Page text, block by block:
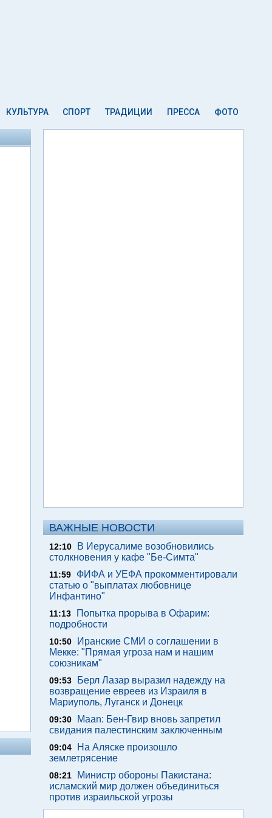
КУЛЬТУРА СПОРТ ТРАДИЦИИ ПРЕССА ФОТО
ВАЖНЫЕ НОВОСТИ
12:10
В Иерусалиме возобновились
столкновения у кафе "Бе-Симта"
11:59
ФИФА и УЕФА прокомментировали
статью о "выплатах любовнице
Инфантино"
11:13
Попытка прорыва в Офарим:
подробности
10:50
Иранские СМИ о соглашении в
Мекке: "Прямая угроза нам и нашим
союзникам"
09:53
Берл Лазар выразил надежду на
возвращение евреев из Израиля в
Мариуполь, Луганск и Донецк
09:30
Maan: Бен-Гвир вновь запретил
свидания палестинским заключенным
09:04
На Аляске произошло
землетрясение
08:21
Министр обороны Пакистана:
исламский мир должен объединиться
против израильской угрозы